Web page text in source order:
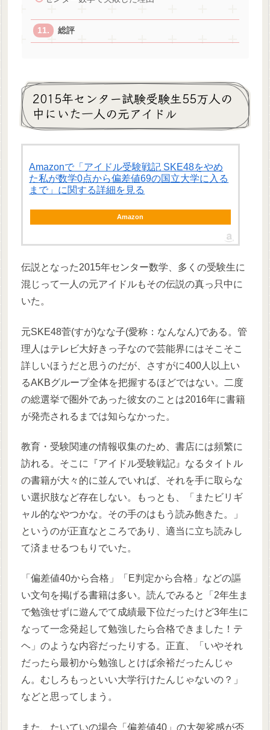
総評
2015年センター試験受験生55万人の
中にいた一人の元アイドル
Amazonで「アイドル受験戦記 SKE48をやめ
た私が数学0点から偏差値69の国立大学に入る
まで」に関する詳細を見る
Amazon
伝説となった2015年センター数学、多くの受験生に
混じって一人の元アイドルもその伝説の真っ只中に
いた。
元SKE48菅(すが)なな子(愛称：なんなん)である。管
理人はテレビ大好きっ子なので芸能界にはそこそこ
詳しいほうだと思うのだが、さすがに400人以上い
るAKBグループ全体を把握するほどではない。二度
の総選挙で圏外であった彼女のことは2016年に書籍
が発売されるまでは知らなかった。
教育・受験関連の情報収集のため、書店には頻繁に
訪れる。そこに『アイドル受験戦記』なるタイトル
の書籍が大々的に並んでいれば、それを手に取らな
い選択肢など存在しない。もっとも、「またビリギ
ャル的なやつかな。その手のはもう読み飽きた。」
というのが正直なところであり、適当に立ち読みし
て済ませるつもりでいた。
「偏差値40から合格」「E判定から合格」などの謳
い文句を掲げる書籍は多い。読んでみると「2年生ま
で勉強せずに遊んでて成績最下位だったけど3年生に
なって一念発起して勉強したら合格できました！テ
ヘ」のような内容だったりする。正直、「いやそれ
だったら最初から勉強しとけば余裕だったんじゃ
ん。むしろもっといい大学行けたんじゃないの？」
などと思ってしまう。
また、たいていの場合「偏差値40」の大袈裟感が否